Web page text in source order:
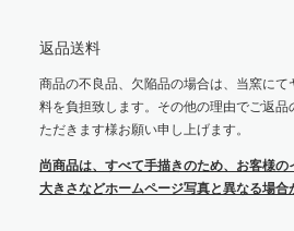
返品送料
商品の不良品、欠陥品の場合は、当窯にて
料を負担致します。その他の理由でご返
ただきます様お願い申し上げます。
尚商品は、すべて手描きのため、お客様
大きさなどホームページ写真と異なる場合